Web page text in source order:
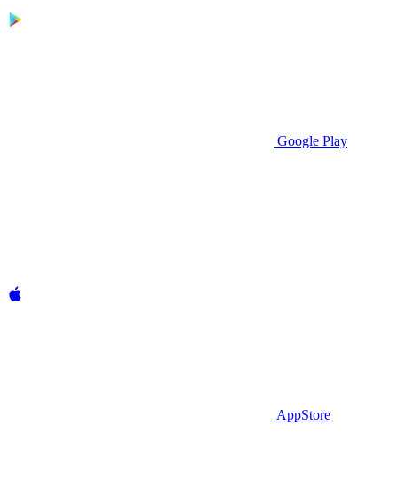
Google Play
AppStore